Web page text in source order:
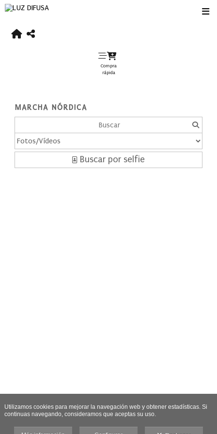
Compra
rápida
MARCHA NÓRDICA
Buscar por selfie
Utilizamos cookies para mejorar la navegación web y obtener estadísticas. Si
continuas navegando, consideramos que aceptas su uso.